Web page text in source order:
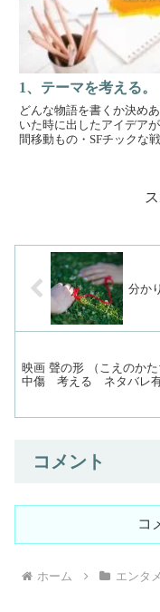
い土地で歩きだしたんだ。
1、テーマを考える。
どんな物語を書くか決め
いた時に出したアイデア
間移動もの・SFチックな戦
が何かしらの共感を得ら
分か
映画 聲の形 （こえのか
中傷 考える ネタバレ有
コメント
コ
ホーム エンタメ